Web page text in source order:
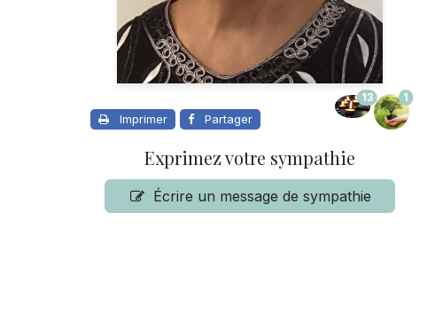
Imprimer Partager
13 1
Exprimez votre sympathie
Écrire un message de sympathie